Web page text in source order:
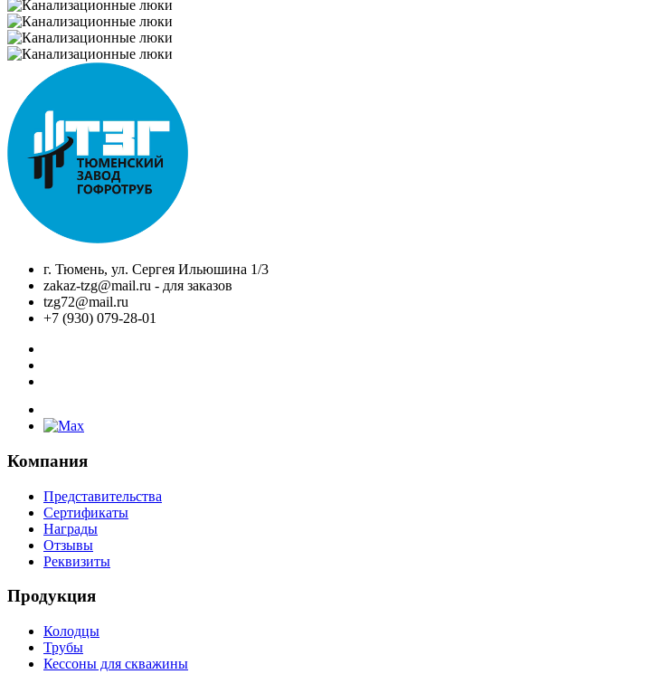
г. Тюмень, ул. Сергея Ильюшина 1/3
zakaz-tzg@mail.ru - для заказов
tzg72@mail.ru
+7 (930) 079-28-01
Компания
Представительства
Сертификаты
Награды
Отзывы
Реквизиты
Продукция
Колодцы
Трубы
Кессоны для скважины